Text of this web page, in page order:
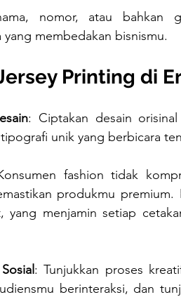
nomor, atau bahkan
membedakan bisnismu.
Printing di
: Ciptakan desain
unik yang berbicara
fashion tidak
produkmu
yang menjamin setiap
: Tunjukkan proses
berinteraksi, dan